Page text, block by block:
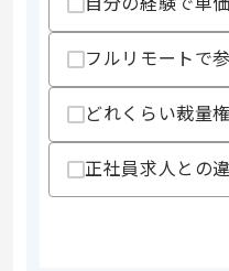
スキル
フルリモートで
どれくらい裁量
正社員求人との